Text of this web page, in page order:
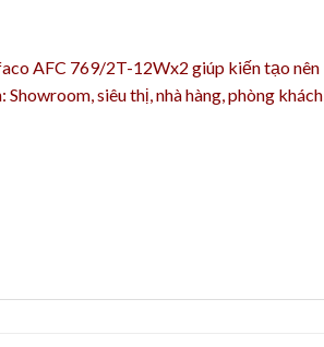
AFC 769/2T-12Wx2 giúp kiến tạo nên
siêu thị, nhà hàng, phòng khách,